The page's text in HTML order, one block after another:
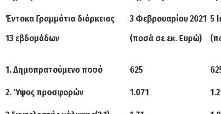
Έντοκα Γραμμάτια διάρκειας
13 εβδομάδων
3 Φεβρουαρίου 2021
(ποσά σε εκ. Ευρώ)
5
1. Δημοπρατούμενο ποσό 625
2. Ύψος προσφορών 1.071